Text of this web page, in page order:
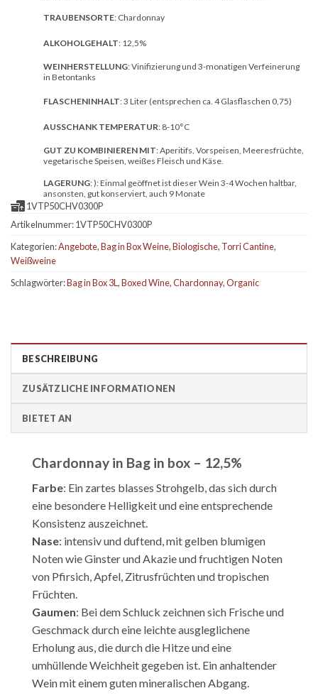
TRAUBENSORTE: Chardonnay
ALKOHOLGEHALT: 12,5%
WEINHERSTELLUNG: Vinifizierung und 3-monatigen Verfeinerung
in Betontanks
FLASCHENINHALT: 3 Liter (entsprechen ca. 4 Glasflaschen 0,75)
AUSSCHANK TEMPERATUR: 8-10°C
GUT ZU KOMBINIEREN MIT: Aperitifs, Vorspeisen, Meeresfrüchte,
vegetarische Speisen, weißes Fleisch und Käse.
LAGERUNG: ): Einmal geöffnet ist dieser Wein 3-4 Wochen haltbar,
ansonsten, gut konserviert, auch 9 Monate
1VTP50CHV0300P
Artikelnummer:1VTP50CHV0300P
Kategorien:Angebote,Bag in Box Weine,Biologische, Torri Cantine,
Weißweine
Schlagwörter:Bag in Box 3L,Boxed Wine,Chardonnay,Organic
BESCHREIBUNG
ZUSÄTZLICHE INFORMATIONEN
BIETET AN
Chardonnay in Bag in box – 12,5%
Farbe: Ein zartes blasses Strohgelb, das sich durch
eine besondere Helligkeit und eine entsprechende
Konsistenz auszeichnet.
Nase: intensiv und duftend, mit gelben blumigen
Noten wie Ginster und Akazie und fruchtigen Noten
von Pfirsich, Apfel, Zitrusfrüchten und tropischen
Früchten.
Gaumen: Bei dem Schluck zeichnen sich Frische und
Geschmack durch eine leichte ausgleglichene
Erholung aus, die durch die Hitze und eine
umhüllende Weichheit gegeben ist. Ein anhaltender
Wein mit einem guten mineralischen Abgang.